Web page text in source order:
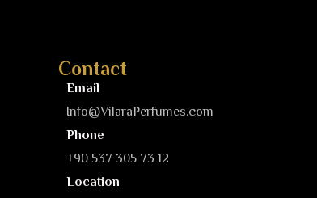
Contact
Email
Info@VilaraPerfumes.com
Phone
+90 537 305 73 12
Location